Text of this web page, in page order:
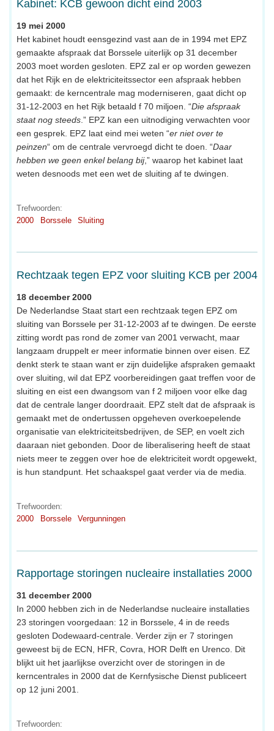
Kabinet: KCB gewoon dicht eind 2003
19 mei 2000
Het kabinet houdt eensgezind vast aan de in 1994 met EPZ
gemaakte afspraak dat Borssele uiterlijk op 31 december
2003 moet worden gesloten. EPZ zal er op worden gewezen
dat het Rijk en de elektriciteitssector een afspraak hebben
gemaakt: de kerncentrale mag moderniseren, gaat dicht op
31-12-2003 en het Rijk betaald f 70 miljoen. “Die afspraak
staat nog steeds .” EPZ kan een uitnodiging verwachten voor
een gesprek. EPZ laat eind mei weten “er niet over te
peinzen“ om de centrale vervroegd dicht te doen. “Daar
hebben we geen enkel belang bij,” waarop het kabinet laat
weten desnoods met een wet de sluiting af te dwingen.
Trefwoorden:
2000
Borssele Sluiting
Rechtzaak tegen EPZ voor sluiting KCB per 2004
18 december 2000
De Nederlandse Staat start een rechtzaak tegen EPZ om
sluiting van Borssele per 31-12-2003 af te dwingen. De eerste
zitting wordt pas rond de zomer van 2001 verwacht, maar
langzaam druppelt er meer informatie binnen over eisen. EZ
denkt sterk te staan want er zijn duidelijke afspraken gemaakt
over sluiting, wil dat EPZ voorbereidingen gaat treffen voor de
sluiting en eist een dwangsom van f 2 miljoen voor elke dag
dat de centrale langer doordraait. EPZ stelt dat de afspraak is
gemaakt met de ondertussen opgeheven overkoepelende
organisatie van elektriciteitsbedrijven, de SEP, en voelt zich
daaraan niet gebonden. Door de liberalisering heeft de staat
niets meer te zeggen over hoe de elektriciteit wordt opgewekt,
is hun standpunt. Het schaakspel gaat verder via de media.
Trefwoorden:
2000
Borssele Vergunningen
Rapportage storingen nucleaire installaties 2000
31 december 2000
In 2000 hebben zich in de Nederlandse nucleaire installaties
23 storingen voorgedaan: 12 in Borssele, 4 in de reeds
gesloten Dodewaard-centrale. Verder zijn er 7 storingen
geweest bij de ECN, HFR, Covra, HOR Delft en Urenco. Dit
blijkt uit het jaarlijkse overzicht over de storingen in de
kerncentrales in 2000 dat de Kernfysische Dienst publiceert
op 12 juni 2001.
Trefwoorden: